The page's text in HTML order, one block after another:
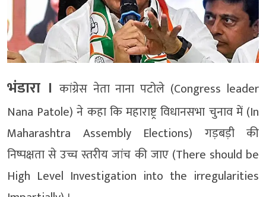
भंडारा । कांग्रेस नेता नाना पटोले (Congress leader
Nana Patole) ने कहा कि महाराष्ट्र विधानसभा चुनाव में (In
Maharashtra Assembly Elections) गड़बड़ी की
निष्पक्षता से उच्च स्तरीय जांच की जाए (There should be
High Level Investigation into the irregularities